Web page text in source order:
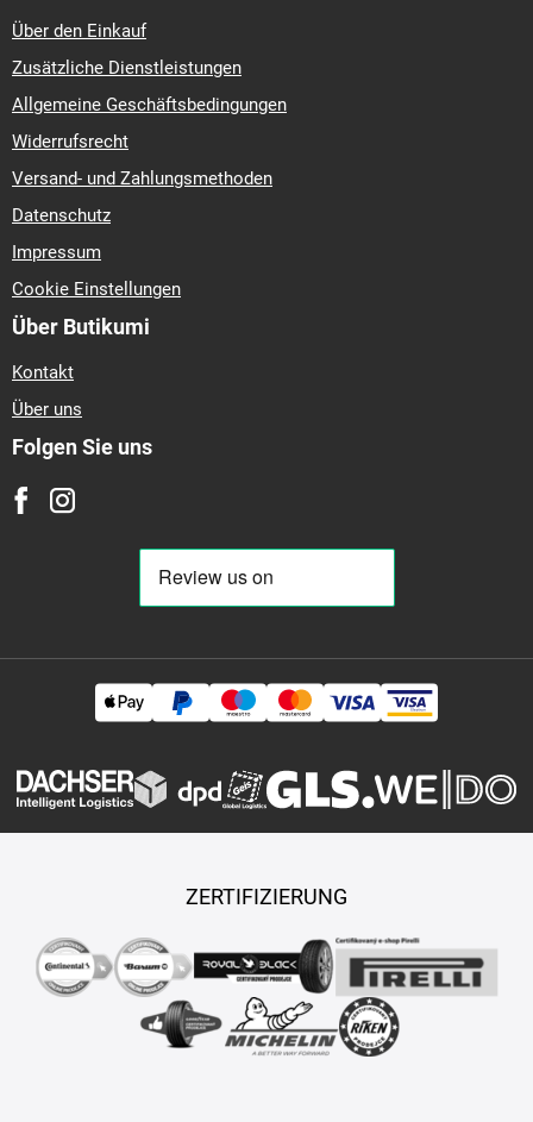
Über den Einkauf
Zusätzliche Dienstleistungen
Allgemeine Geschäftsbedingungen
Widerrufsrecht
Versand- und Zahlungsmethoden
Datenschutz
Impressum
Cookie Einstellungen
Über Butikumi
Kontakt
Über uns
Folgen Sie uns
ZERTIFIZIERUNG